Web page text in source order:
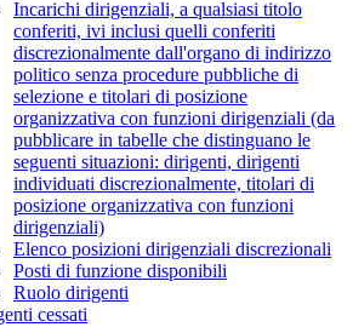
Incarichi dirigenziali, a qualsiasi titolo
conferiti, ivi inclusi quelli conferiti
discrezionalmente dall'organo di indirizzo
politico senza procedure pubbliche di
selezione e titolari di posizione
organizzativa con funzioni dirigenziali (da
pubblicare in tabelle che distinguano le
seguenti situazioni: dirigenti, dirigenti
individuati discrezionalmente, titolari di
posizione organizzativa con funzioni
dirigenziali)
Elenco posizioni dirigenziali discrezionali
Posti di funzione disponibili
Ruolo dirigenti
cessati